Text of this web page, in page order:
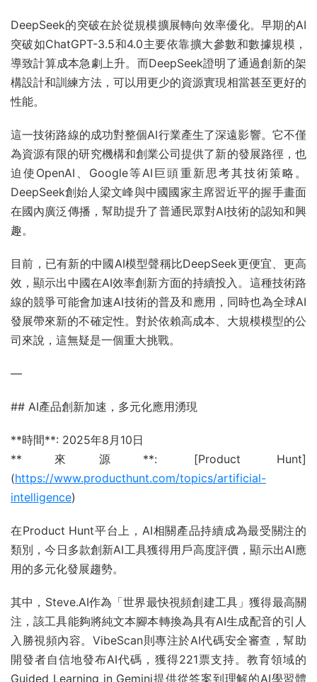
DeepSeek的突破在於從規模擴展轉向效率優化。早期的AI
突破如ChatGPT-3.5和4.0主要依靠擴大參數和數據規模，
導致計算成本急劇上升。而DeepSeek證明了通過創新的架
構設計和訓練方法，可以用更少的資源實現相當甚至更好的
性能。
這一技術路線的成功對整個AI行業產生了深遠影響。它不僅
為資源有限的研究機構和創業公司提供了新的發展路徑，也
迫使OpenAI、Google等AI巨頭重新思考其技術策略。
DeepSeek創始人梁文峰與中國國家主席習近平的握手畫面
在國內廣泛傳播，幫助提升了普通民眾對AI技術的認知和興
趣。
目前，已有新的中國AI模型聲稱比DeepSeek更便宜、更高
效，顯示出中國在AI效率創新方面的持續投入。這種技術路
線的競爭可能會加速AI技術的普及和應用，同時也為全球AI
發展帶來新的不確定性。對於依賴高成本、大規模模型的公
司來說，這無疑是一個重大挑戰。
—
## AI產品創新加速，多元化應用湧現
**時間**: 2025年8月10日
**來源**: [Product Hunt]
(https://www.producthunt.com/topics/artificial-
intelligence)
在Product Hunt平台上，AI相關產品持續成為最受關注的
類別，今日多款創新AI工具獲得用戶高度評價，顯示出AI應
用的多元化發展趨勢。
其中，Steve.AI作為「世界最快視頻創建工具」獲得最高關
注，該工具能夠將純文本腳本轉換為具有AI生成配音的引人
入勝視頻內容。VibeScan則專注於AI代碼安全審查，幫助
開發者自信地發布AI代碼，獲得221票支持。教育領域的
Guided Learning in Gemini提供從答案到理解的AI學習體